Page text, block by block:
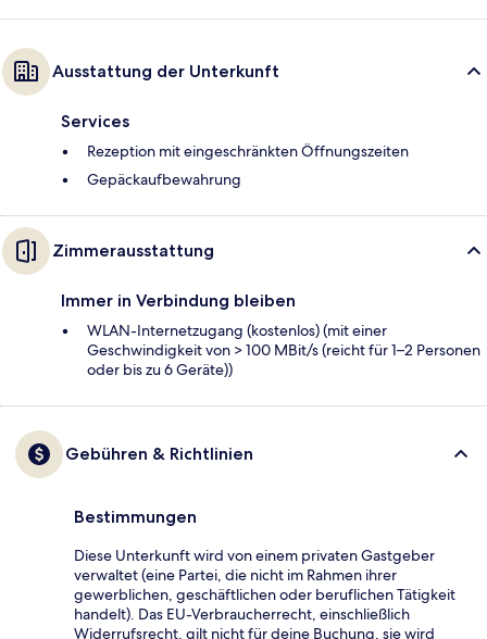
Ausstattung der Unterkunft
Services
Rezeption mit eingeschränkten Öffnungszeiten
Gepäckaufbewahrung
Zimmerausstattung
Immer in Verbindung bleiben
WLAN-Internetzugang (kostenlos) (mit einer
Geschwindigkeit von > 100 MBit/s (reicht für 1–2 Personen
oder bis zu 6 Geräte))
Gebühren & Richtlinien
Bestimmungen
Diese Unterkunft wird von einem privaten Gastgeber
verwaltet (eine Partei, die nicht im Rahmen ihrer
gewerblichen, geschäftlichen oder beruflichen Tätigkeit
handelt). Das EU-Verbraucherrecht, einschließlich
Widerrufsrecht, gilt nicht für deine Buchung, sie wird